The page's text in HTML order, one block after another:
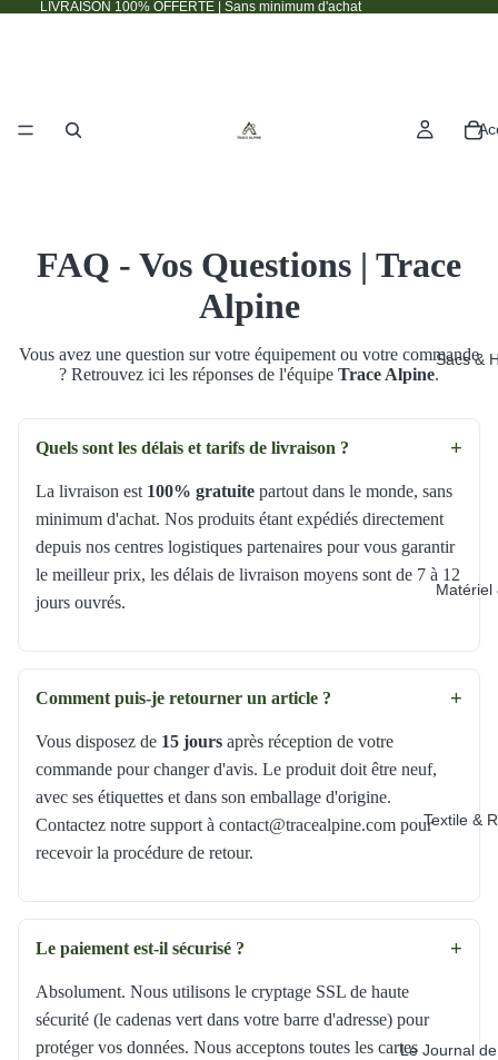
LIVRAISON 100% OFFERTE | Sans minimum d'achat
Sacs &
Matériel
Textile &
Le Journal
FAQ - Vos Questions | Trace
Alpine
Vous avez une question sur votre équipement ou votre commande
? Retrouvez ici les réponses de l'équipe Trace Alpine.
Quels sont les délais et tarifs de livraison ? +
La livraison est 100% gratuite partout dans le monde, sans
minimum d'achat. Nos produits étant expédiés directement
depuis nos centres logistiques partenaires pour vous garantir
le meilleur prix, les délais de livraison moyens sont de 7 à 12
jours ouvrés.
Comment puis-je retourner un article ? +
Vous disposez de 15 jours après réception de votre
commande pour changer d'avis. Le produit doit être neuf,
avec ses étiquettes et dans son emballage d'origine.
Contactez notre support à contact@tracealpine.com pour
recevoir la procédure de retour.
Le paiement est-il sécurisé ? +
Absolument. Nous utilisons le cryptage SSL de haute
sécurité (le cadenas vert dans votre barre d'adresse) pour
protéger vos données. Nous acceptons toutes les cartes